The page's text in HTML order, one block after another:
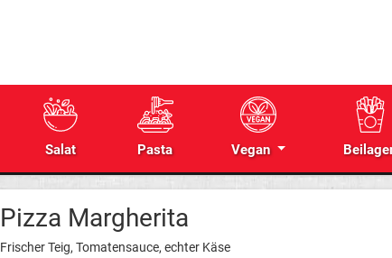
Salat Pasta Vegan
Pizza Margherita
Frischer Teig, Tomatensauce, echter Käse